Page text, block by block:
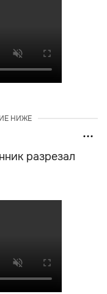
НИЖЕ
разрезал